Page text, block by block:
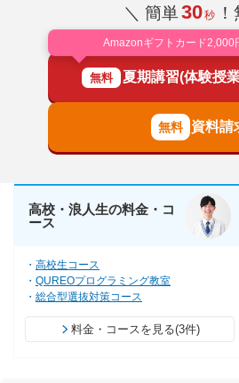
＼ 簡単30秒
Amazonギフトカード2,000
無料 夏期講習(体験授
資料請
高校・浪人生の料金・コ
ース
高校生コース
QUREOプログラミング教室
総合型選抜対策コース
料金・コースを見る(3件)